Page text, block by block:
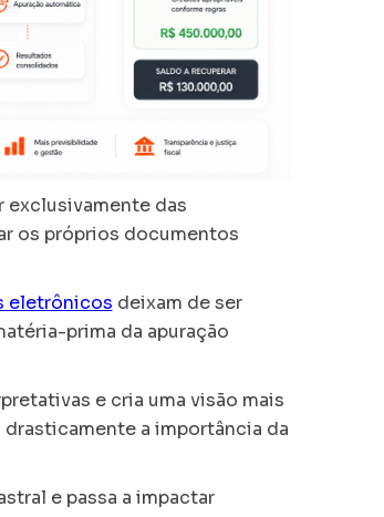
exclusivamente das
os próprios documentos
eletrônicos deixam de ser
prima da apuração
e cria uma visão mais
a importância da
e passa a impactar